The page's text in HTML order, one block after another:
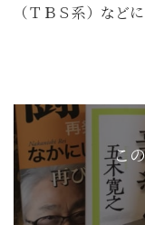
（ＴＢＳ系）などに
こ